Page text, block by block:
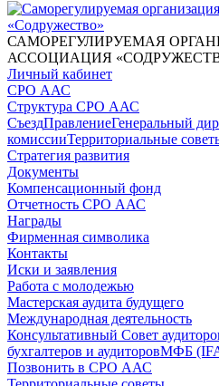
САМОРЕГУЛИРУЕМАЯ
АССОЦИАЦИЯ
Личный кабинет
СРО ААС
Структура СРО ААС
СъездПравлениеГенеральный
комиссииТерриториальные
Стратегия развития
Документы
Компенсационный фонд
Отчетность СРО ААС
Награды
Фирменная символика
Контакты
Иски и заявления
Работа с молодежью
Мастерская аудита будущего
Международная деятельность
Консультативный Совет
бухгалтеров и аудиторовМФБ
Позвонить в СРО ААС